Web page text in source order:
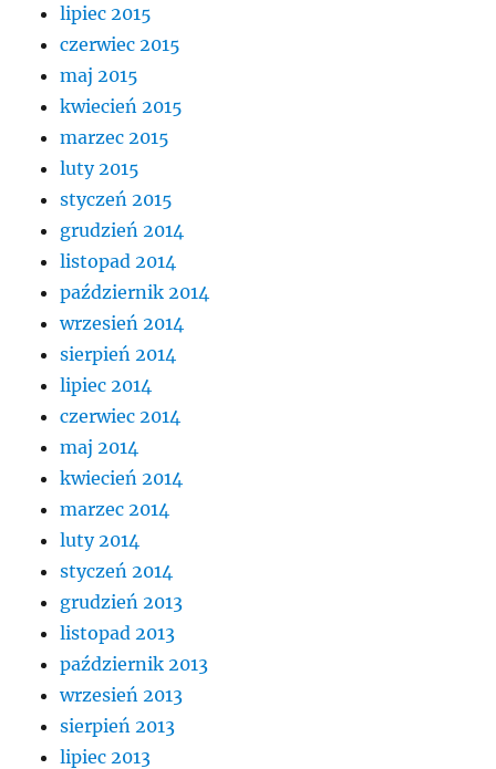
lipiec 2015
czerwiec 2015
maj 2015
kwiecień 2015
marzec 2015
luty 2015
styczeń 2015
grudzień 2014
listopad 2014
październik 2014
wrzesień 2014
sierpień 2014
lipiec 2014
czerwiec 2014
maj 2014
kwiecień 2014
marzec 2014
luty 2014
styczeń 2014
grudzień 2013
listopad 2013
październik 2013
wrzesień 2013
sierpień 2013
lipiec 2013